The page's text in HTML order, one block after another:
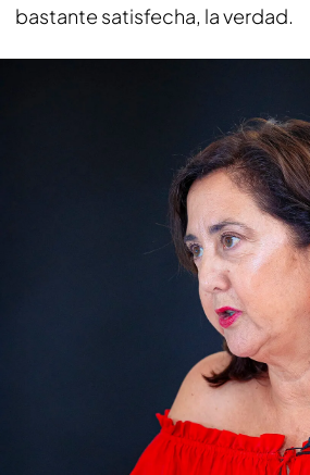
bastante satisfecha, la verdad.